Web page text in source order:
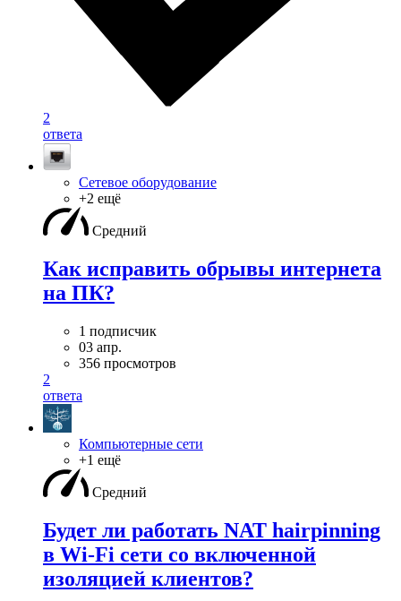
2
ответа
Сетевое оборудование
+2 ещё
Средний
Как исправить обрывы интернета
на ПК?
1 подписчик
03 апр.
356 просмотров
2
ответа
Компьютерные сети
+1 ещё
Средний
Будет ли работать NAT hairpinning
в Wi-Fi сети со включенной
изоляцией клиентов?